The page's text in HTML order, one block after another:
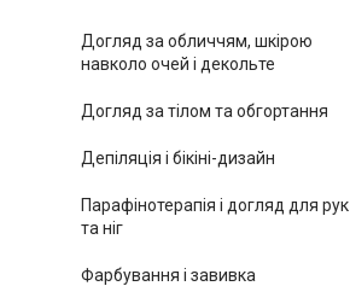
Догляд за обличчям, шкірою
навколо очей і декольте
Догляд за тілом та обгортання
Депіляція і бікіні-дизайн
Парафінотерапія і догляд для рук
та ніг
Фарбування і завивка